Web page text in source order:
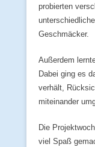
probierten
Geschmäcker.
Außerdem
Dabei ging es
verhält,
miteinander
Die
viel Spaß